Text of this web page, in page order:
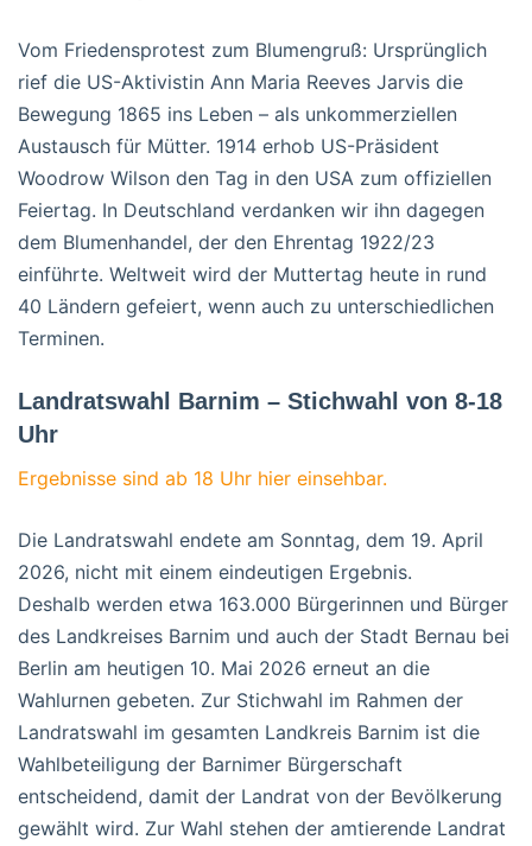
Vom Friedensprotest zum Blumengruß: Ursprünglich
rief die US-Aktivistin Ann Maria Reeves Jarvis die
Bewegung 1865 ins Leben – als unkommerziellen
Austausch für Mütter. 1914 erhob US-Präsident
Woodrow Wilson den Tag in den USA zum offiziellen
Feiertag. In Deutschland verdanken wir ihn dagegen
dem Blumenhandel, der den Ehrentag 1922/23
einführte. Weltweit wird der Muttertag heute in rund
40 Ländern gefeiert, wenn auch zu unterschiedlichen
Terminen.
Landratswahl Barnim – Stichwahl von 8-18
Uhr
Ergebnisse sind ab 18 Uhr hier einsehbar.
Die Landratswahl endete am Sonntag, dem 19. April
2026, nicht mit einem eindeutigen Ergebnis.
Deshalb werden etwa 163.000 Bürgerinnen und Bürger
des Landkreises Barnim und auch der Stadt Bernau bei
Berlin am heutigen 10. Mai 2026 erneut an die
Wahlurnen gebeten. Zur Stichwahl im Rahmen der
Landratswahl im gesamten Landkreis Barnim ist die
Wahlbeteiligung der Barnimer Bürgerschaft
entscheidend, damit der Landrat von der Bevölkerung
gewählt wird. Zur Wahl stehen der amtierende Landrat